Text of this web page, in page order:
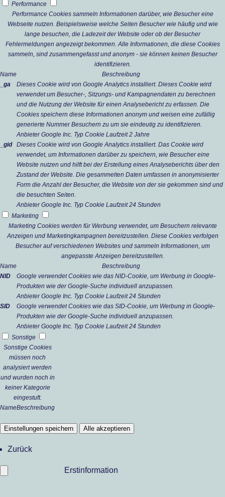
Performance
Performance Cookies sammeln Informationen darüber, wie Besucher eine
Webseite nutzen. Beispielsweise welche Seiten Besucher wie häufig und wie
lange besuchen, die Ladezeit der Website oder ob der Besucher
Fehlermeldungen angezeigt bekommen. Alle Informationen, die diese Cookies
sammeln, sind zusammengefasst und anonym - sie können keinen Besucher
identifizieren.
Name
Beschreibung
_ga
Dieses Cookie wird von Google Analytics installiert. Dieses Cookie wird
verwendet um Besucher-, Sitzungs- und Kampagnendaten zu berechnen
und die Nutzung der Website für einen Analysebericht zu erfassen. Die
Cookies speichern diese Informationen anonym und weisen eine zufällig
generierte Nummer Besuchern zu um sie eindeutig zu identifizieren.
Anbieter Google Inc. Typ Cookie Laufzeit 2 Jahre
_gid
Dieses Cookie wird von Google Analytics installiert. Das Cookie wird
verwendet, um Informationen darüber zu speichern, wie Besucher eine
Website nutzen und hilft bei der Erstellung eines Analyseberichts über den
Zustand der Website. Die gesammelten Daten umfassen in anonymisierter
Form die Anzahl der Besucher, die Website von der sie gekommen sind und
die besuchten Seiten.
Anbieter Google Inc. Typ Cookie Laufzeit 24 Stunden
Marketing
Marketing Cookies werden für Werbung verwendet, um Besuchern relevante
Anzeigen und Marketingkampagnen bereitzustellen. Diese Cookies verfolgen
Besucher auf verschiedenen Websites und sammeln Informationen, um
angepasste Anzeigen bereitzustellen.
Name
Beschreibung
NID
Google verwendet Cookies wie das NID-Cookie, um Werbung in Google-
Produkten wie der Google-Suche individuell anzupassen.
Anbieter Google Inc. Typ Cookie Laufzeit 24 Stunden
SID
Google verwendet Cookies wie das SID-Cookie, um Werbung in Google-
Produkten wie der Google-Suche individuell anzupassen.
Anbieter Google Inc. Typ Cookie Laufzeit 24 Stunden
Sonstige
Sonstige Cookies
müssen noch
analysiert werden
und wurden noch in
keiner Kategorie
eingestuft.
NameBeschreibung
Einstellungen speichern Alle akzeptieren
Zurück
Erstinformation